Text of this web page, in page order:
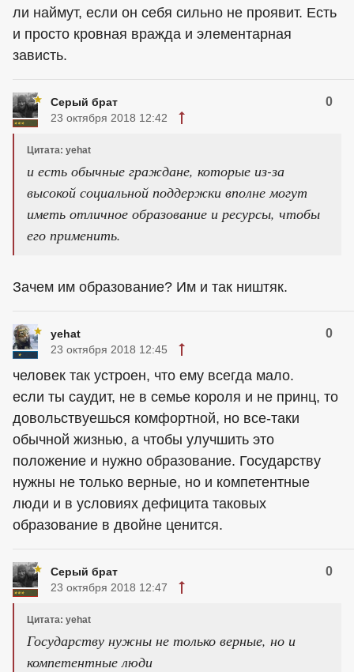
ли наймут, если он себя сильно не проявит. Есть
и просто кровная вражда и элементарная
зависть.
Серый брат 0
23 октября 2018 12:42
Цитата: yehat
и есть обычные граждане, которые из-за
высокой социальной поддержки вполне могут
иметь отличное образование и ресурсы, чтобы
его применить.
Зачем им образование? Им и так ништяк.
yehat 0
23 октября 2018 12:45
человек так устроен, что ему всегда мало.
если ты саудит, не в семье короля и не принц, то
довольствуешься комфортной, но все-таки
обычной жизнью, а чтобы улучшить это
положение и нужно образование. Государству
нужны не только верные, но и компетентные
люди и в условиях дефицита таковых
образование в двойне ценится.
Серый брат 0
23 октября 2018 12:47
Цитата: yehat
Государству нужны не только верные, но и
компетентные люди